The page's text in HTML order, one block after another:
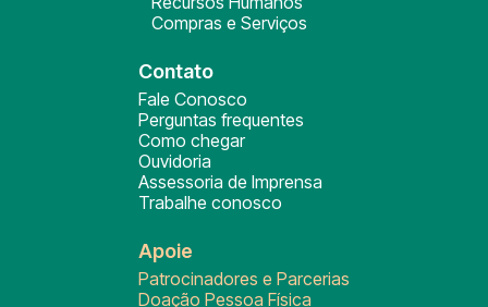
Compras e Serviços
Contato
Fale Conosco
Perguntas frequentes
Como chegar
Ouvidoria
Assessoria de Imprensa
Trabalhe conosco
Apoie
Patrocinadores e Parcerias
Doação Pessoa Física